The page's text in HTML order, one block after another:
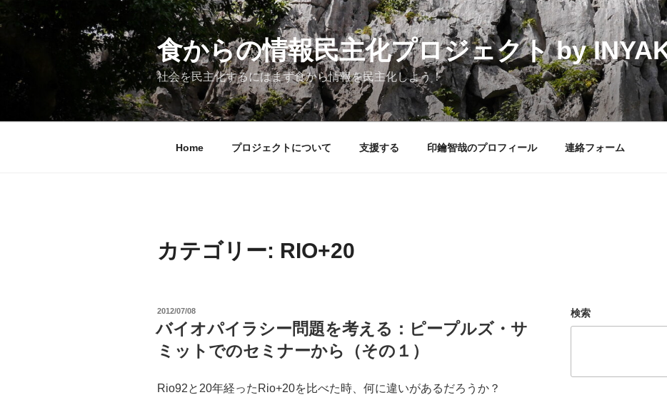
ン
ン
食からの情報民主化プロジェクト by
社会を民主化するにはまず食から情報を民主化しよう！
Home プロジェクトについて 支援する 印鑰智哉のプロフィール 連絡フォーム
カテゴリー: RIO+20
投
日:
2012/07/08
バイオパイラシー問題を考える：ピープルズ・サ
ミットでのセミナーから（その１）
Rio92と20年経ったRio+20を比べた時、何に違いがあるだろうか？
検索